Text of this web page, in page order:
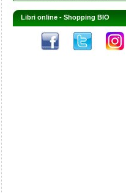
Libri online - Shopping BIO